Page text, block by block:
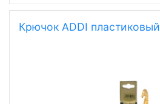
Крючок ADDI пластиковый